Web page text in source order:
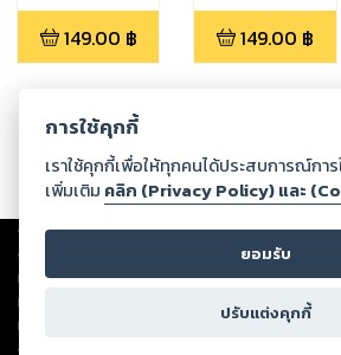
149.00 ฿ 149.00 ฿
Copyright ©2026Storylog Co., Ltd. - สตอรี่ล็อ
ต่อผลงานหรือเนื้อหาใดที่อัปโหลดผ่านเว็บไซต์และปร
ทรัพย์สินทางปัญญาของบุคคลอื่นหรือขัดต่อกฎหมาย
ทุกท่านโปรดใช้วิจารณญาณในการกลั่นกรองด้วยตน
หนึ่งส่วนใดขัดต่อกฎหมายและศีลธรรม กรุณาแจ้งมา
ดำเนินการในทันที ทั้งนี้ ทางสตอรี่ล็อกขอสงวนลิขสิ
การใช้คุกกี้
เราใช้คุกกี้เพื่อให้ทุกคนได้ประสบการณ์กา
เพิ่มเติม คลิก (Privacy Policy) และ
ยอมรับ
ปรับแต่งคุกกี้